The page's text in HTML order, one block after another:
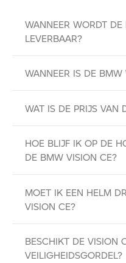
WANNEER WORDT
LEVERBAAR?
WANNEER IS DE
WAT IS DE PRIJS VAN
HOE BLIJF IK OP DE
DE BMW VISION CE?
MOET IK EEN HELM
VISION CE?
BESCHIKT DE VISION
VEILIGHEIDSGORDEL?